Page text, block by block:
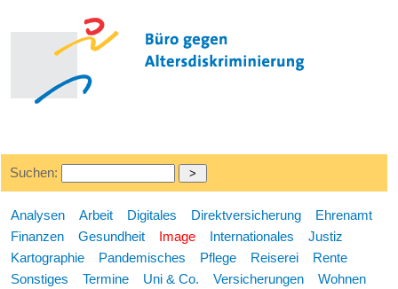
Suchen:
Analysen Arbeit Digitales Direktversicherung
Ehrenamt
Finanzen
Gesundheit Image Internationales
Justiz
Kartographie
Pandemisches Pflege Reiserei
Rente
Sonstiges
Termine Uni & Co. Versicherungen Wohnen